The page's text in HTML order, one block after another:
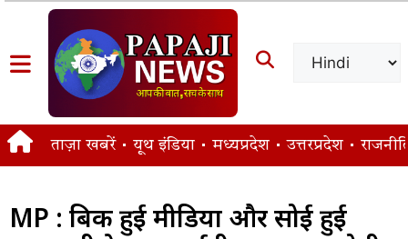
ताज़ा खबरें यूथ इंडिया मध्यप्रदेश उत्तरप्रदेश
MP : बिकी हुई मीडिया और सोई हुई